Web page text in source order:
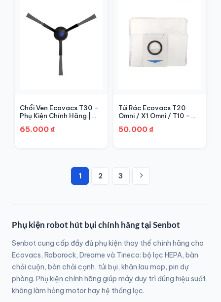
Chổi Ven Ecovacs T30 –
Phụ Kiện Chính Hãng |
65.000 ₫
Túi Rác Ecovacs T20
Omni / X1 Omni / T10 –
50.000 ₫
1 2 3
Phụ kiện robot hút bụi chính hãng tại Senbot
Senbot cung cấp đầy đủ phụ kiện thay thế chính hãng cho
Ecovacs, Roborock, Dreame và Tineco: bộ lọc HEPA, bàn
chải cuộn, bàn chải cạnh, túi bụi, khăn lau mop, pin dự
phòng. Phụ kiện chính hãng giúp máy duy trì đúng hiệu suất,
không làm hỏng motor hay hệ thống lọc.